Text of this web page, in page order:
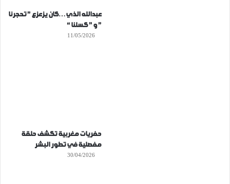
عبدالله الذي…كان يزعزع ” تحجرنا
” و ” كسلنا “
11/05/2026
حفريات مغربية تكشف حلقة
مفصلية في تطور البشر
30/04/2026